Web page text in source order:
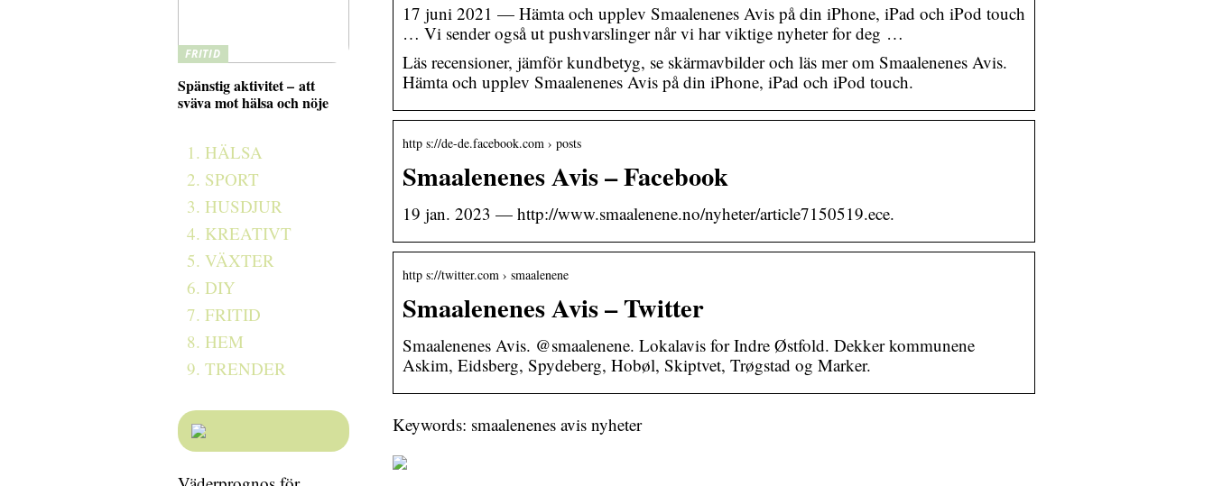
17 juni 2021 — Hämta och upplev Smaalenenes Avis på din iPhone, iPad och iPod touch
… Vi sender også ut pushvarslinger når vi har viktige nyheter for deg …
Läs recensioner, jämför kundbetyg, se skärmavbilder och läs mer om Smaalenenes Avis.
Hämta och upplev Smaalenenes Avis på din iPhone, iPad och iPod touch.
http s://de-de.facebook.com › posts
Smaalenenes Avis – Facebook
19 jan. 2023 — http://www.smaalenene.no/nyheter/article7150519.ece.
http s://twitter.com › smaalenene
Smaalenenes Avis – Twitter
Smaalenenes Avis. @smaalenene. Lokalavis for Indre Østfold. Dekker kommunene
Askim, Eidsberg, Spydeberg, Hobøl, Skiptvet, Trøgstad og Marker.
Keywords: smaalenenes avis nyheter
FRITID
Spänstig aktivitet – att
sväva mot hälsa och nöje
HÄLSA
SPORT
HUSDJUR
KREATIVT
VÄXTER
DIY
FRITID
HEM
TRENDER